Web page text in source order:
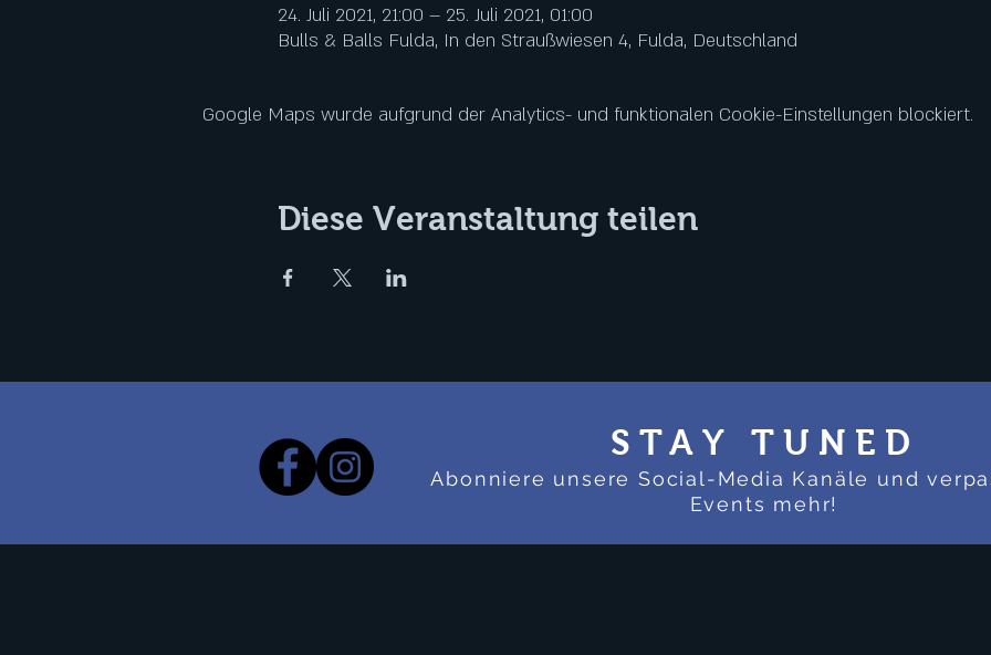
24. Juli 2021, 21:00 – 25. Juli 2021, 01:00
Bulls & Balls Fulda, In den Straußwiesen 4, Fulda, Deutschland
Google Maps wurde aufgrund der Analytics- und funktionalen Cookie-Einstellungen blockiert.
Diese Veranstaltung teilen
STAY TUNED
Abonniere unsere Social-Media Kanäle und
Events mehr!